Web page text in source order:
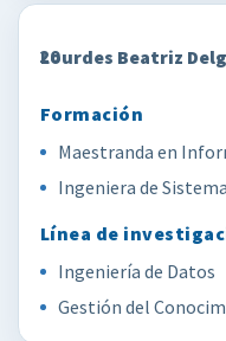
20
Lourdes Beatriz
Maestranda en
Ingeniera de
Ingeniería de Datos
Gestión del